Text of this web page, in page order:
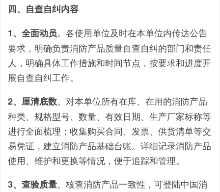
四、自查自纠内容
1、全面动员。各使用单位及时在本单位内传达公告
要求，明确负责消防产品质量自查自纠的部门和责任
人，明确具体工作措施和时间节点，按要求和进度开
展自查自纠工作。
2、厘清底数。对本单位所有在库、在用的消防产品
种类、规格型号、数量、有效日期、生产厂家标称等
进行全面梳理；收集购买合同、发票、供货清单等交
易凭证，建立消防产品基础台账。详细记录消防产品
使用、维护和更换等情况，便于追踪和管理。
3、查验质量。核查消防产品一致性，可登陆中国消